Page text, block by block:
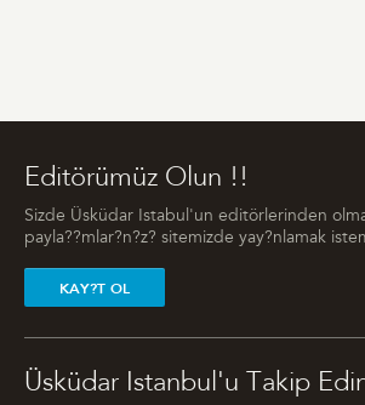
Editörümüz Olun !!
Sizde Üsküdar Istabul'un editörlerinden
payla??mlar?n?z? sitemizde yay?nlamak
KAY?T OL
Üsküdar Istanbul'u Takip